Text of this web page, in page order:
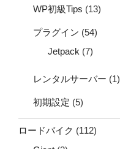
WP初級Tips (13)
プラグイン (54)
Jetpack (7)
レンタルサーバー (1)
初期設定 (5)
ロードバイク (112)